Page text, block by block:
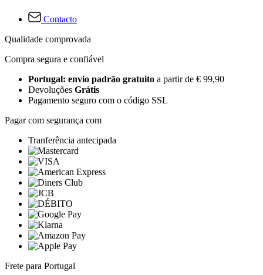
Contacto
Qualidade comprovada
Compra segura e confiável
Portugal: envio padrão gratuito a partir de € 99,90
Devoluções Grátis
Pagamento seguro com o código SSL
Pagar com segurança com
Tranferência antecipada
Frete para Portugal